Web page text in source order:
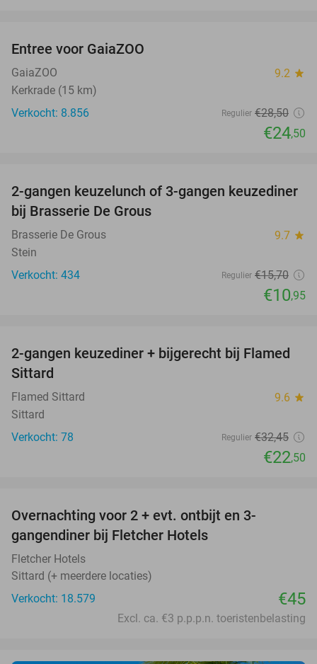
Entree voor GaiaZOO
GaiaZOO 9.2 star
Kerkrade (15 km)
Verkocht: 8.856
Regulier €28,50
€24,50
30%
2-gangen keuzelunch of 3-gangen keuzediner
bij Brasserie De Grous
Brasserie De Grous 9.7 star
Stein
Verkocht: 434
Regulier €15,70
€10,95
31%
2-gangen keuzediner + bijgerecht bij Flamed
Sittard
Flamed Sittard 9.6 star
Sittard
Verkocht: 78
Regulier €32,45
€22,50
Overnachting voor 2 + evt. ontbijt en 3-
gangendiner bij Fletcher Hotels
Fletcher Hotels
Sittard (+ meerdere locaties)
Verkocht: 18.579
€45
Excl. ca. €3 p.p.p.n. toeristenbelasting